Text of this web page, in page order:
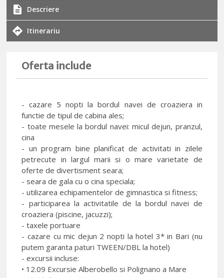
Descriere
Itinerariu
Oferta include
- cazare 5 nopti la bordul navei de croaziera in
functie de tipul de cabina ales;
- toate mesele la bordul navei: micul dejun, pranzul,
cina
- un program bine planificat de activitati in zilele
petrecute in largul marii si o mare varietate de
oferte de divertisment seara;
- seara de gala cu o cina speciala;
- utilizarea echipamentelor de gimnastica si fitness;
- participarea la activitatile de la bordul navei de
croaziera (piscine, jacuzzi);
- taxele portuare
- cazare cu mic dejun 2 nopti la hotel 3* in Bari (nu
putem garanta paturi TWEEN/DBL la hotel)
- excursii incluse:
• 12.09 Excursie Alberobello si Polignano a Mare